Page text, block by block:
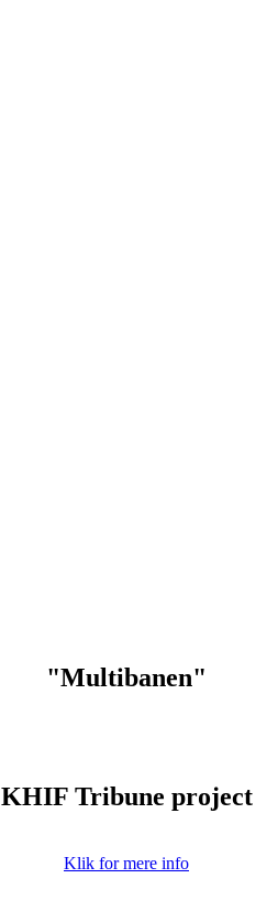
"Multibanen"
KHIF Tribune project
Klik for mere info